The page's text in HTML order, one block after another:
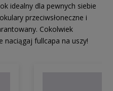
idealny dla pewnych siebie
przeciwsłoneczne i
Cokolwiek
naciągaj fullcapa na uszy!